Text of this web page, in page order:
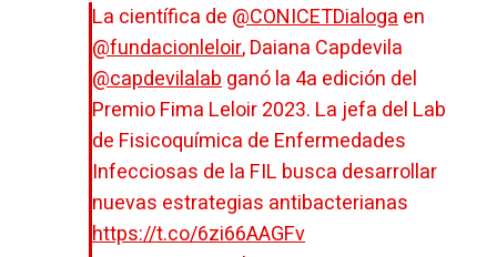
La científica de @CONICETDialogaen
@fundacionleloir, Daiana Capdevila
@capdevilalabganó la 4a edición del
Premio Fima Leloir 2023. La jefa del Lab
de Fisicoquímica de Enfermedades
Infecciosas de la FIL busca desarrollar
nuevas estrategias antibacterianas
https://t.co/6zi66AAGFv